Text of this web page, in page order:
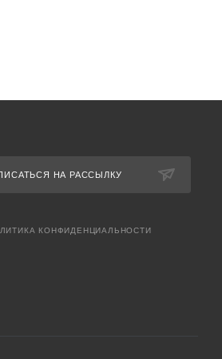
НА РАССЫЛКУ
КОНФИДЕНЦИАЛЬНОСТИ